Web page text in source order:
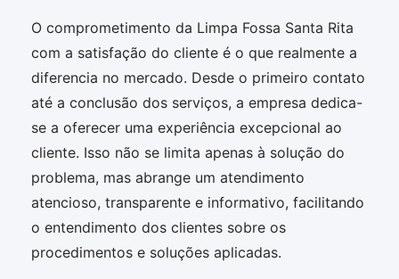
O comprometimento da Limpa Fossa Santa Rita
com a satisfação do cliente é o que realmente a
diferencia no mercado. Desde o primeiro contato
até a conclusão dos serviços, a empresa dedica-
se a oferecer uma experiência excepcional ao
cliente. Isso não se limita apenas à solução do
problema, mas abrange um atendimento
atencioso, transparente e informativo, facilitando
o entendimento dos clientes sobre os
procedimentos e soluções aplicadas.